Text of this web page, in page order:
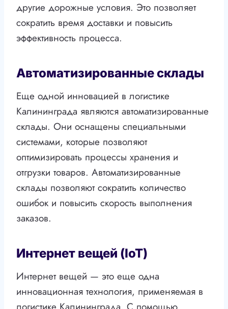
другие дорожные условия. Это позволяет
сократить время доставки и повысить
эффективность процесса.
Автоматизированные склады
Еще одной инновацией в логистике
Калининграда являются автоматизированные
склады. Они оснащены специальными
системами, которые позволяют
оптимизировать процессы хранения и
отгрузки товаров. Автоматизированные
склады позволяют сократить количество
ошибок и повысить скорость выполнения
заказов.
Интернет вещей (IoT)
Интернет вещей — это еще одна
инновационная технология, применяемая в